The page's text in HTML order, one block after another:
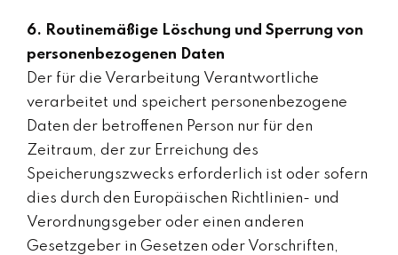
6. Routinemäßige Löschung und Sperrung von
personenbezogenen Daten
Der für die Verarbeitung Verantwortliche
verarbeitet und speichert personenbezogene
Daten der betroffenen Person nur für den
Zeitraum, der zur Erreichung des
Speicherungszwecks erforderlich ist oder sofern
dies durch den Europäischen Richtlinien- und
Verordnungsgeber oder einen anderen
Gesetzgeber in Gesetzen oder Vorschriften,